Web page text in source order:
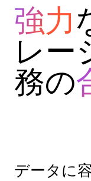
強力
レー
務の
データに